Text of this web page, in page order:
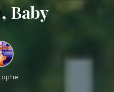
, Baby